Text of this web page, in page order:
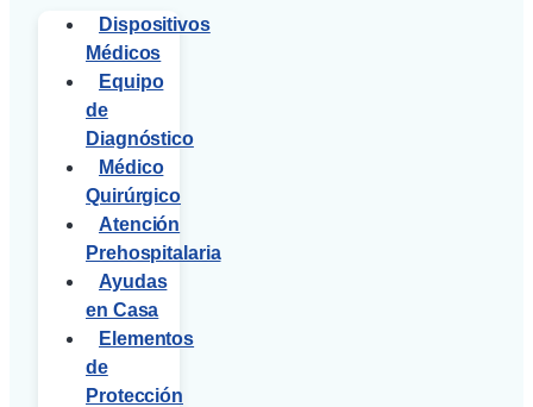
Dispositivos
Médicos
Equipo
de
Diagnóstico
Médico
Quirúrgico
Atención
Prehospitalaria
Ayudas
en Casa
Elementos
de
Protección